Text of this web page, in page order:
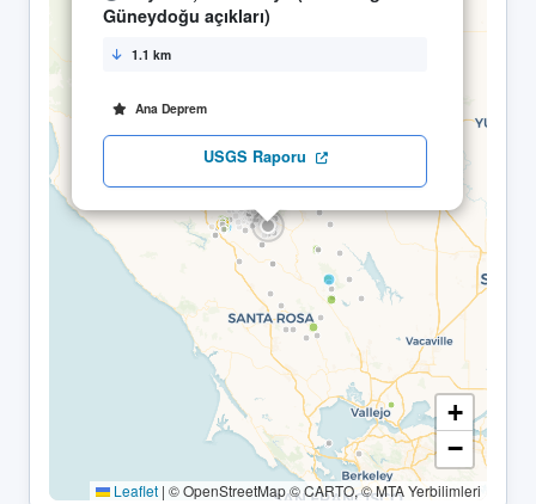
Güneydoğu açıkları)
1.1 km
Ana Deprem
USGS Raporu
+
−
Leaflet | © OpenStreetMap © CARTO, © MTA Yerbilimleri